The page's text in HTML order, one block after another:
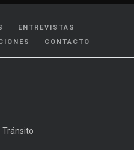
ENTREVISTAS
CONTACTO
Tránsito